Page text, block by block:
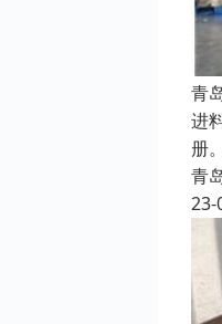
青
进
册
青
23-